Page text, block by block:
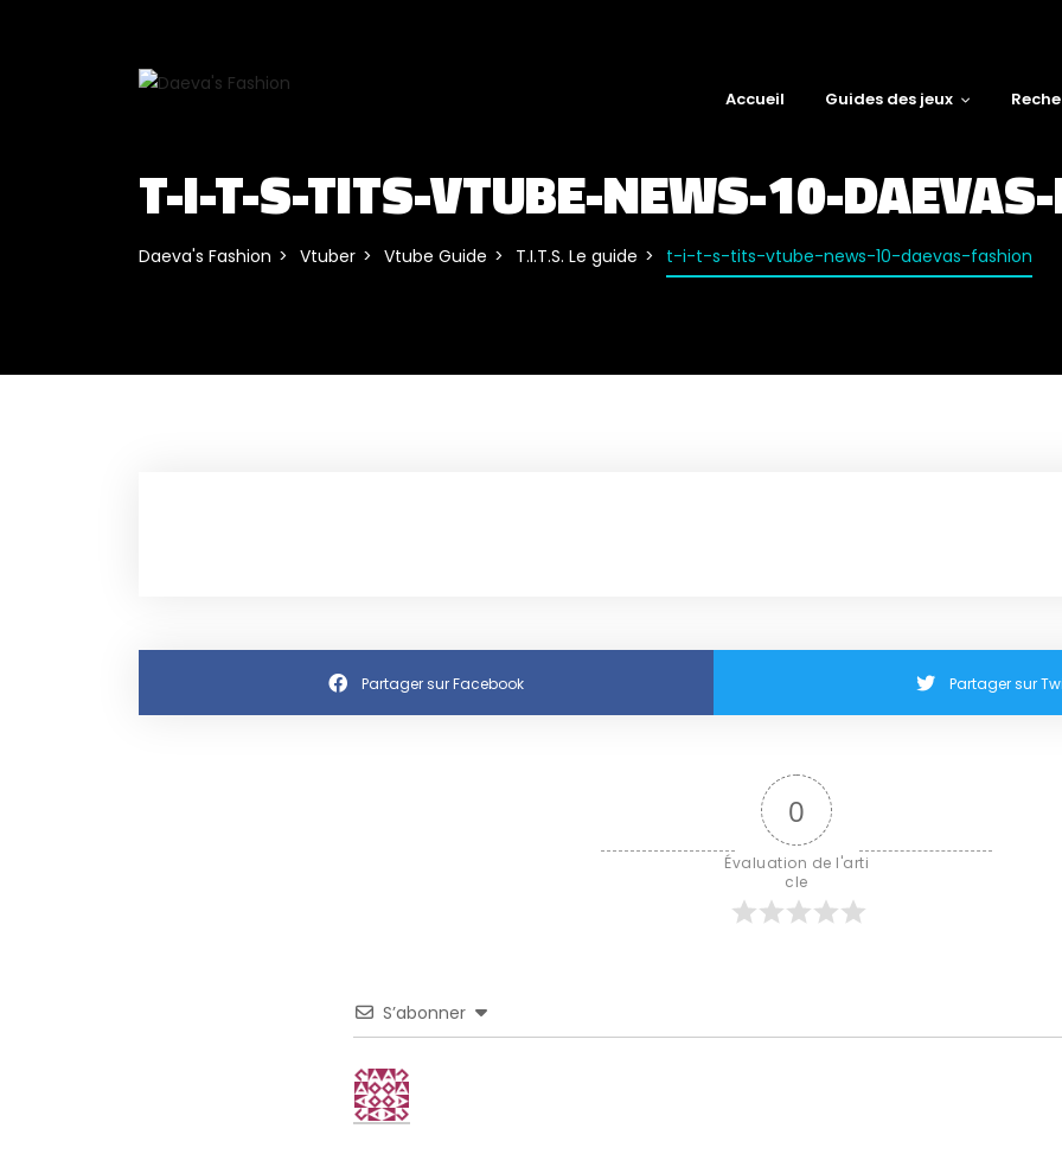
Accueil Guides des jeux
T-I-T-S-TITS-VTUBE-NEWS-10-
Daeva's Fashion Vtuber Vtube Guide T.I.T.S. Le guide t-i-t-s-tits-vtube-news-10-daevas-fashion
Partager sur Facebook Partager sur
0
Évaluation de l'arti
cle
S’abonner